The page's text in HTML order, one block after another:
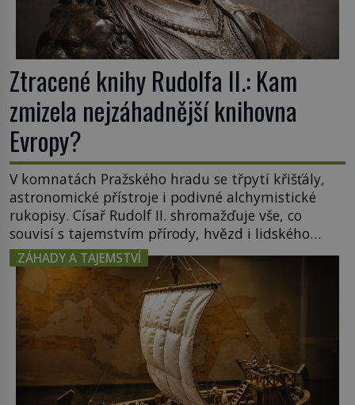
Ztracené knihy Rudolfa II.: Kam
zmizela nejzáhadnější knihovna
Evropy?
V komnatách Pražského hradu se třpytí křišťály,
astronomické přístroje i podivné alchymistické
rukopisy. Císař Rudolf II. shromažďuje vše, co
souvisí s tajemstvím přírody, hvězd i lidského
poznání. Jenže po jeho smrti se jeho slavné sbírky
začínají rozpadat a část z nich mizí navždy. Kdo
odnesl nejvzácnější knihy? A existují ještě někde
zapomenuté rukopisy, které nikdo […]
ZÁHADY A TAJEMSTVÍ